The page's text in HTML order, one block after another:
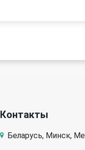
Контакты
Беларусь, Минск,